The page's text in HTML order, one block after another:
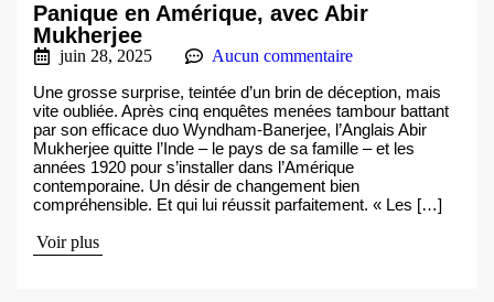
Panique en Amérique, avec Abir
Mukherjee
juin 28, 2025
Aucun commentaire
Une grosse surprise, teintée d’un brin de déception, mais
vite oubliée. Après cinq enquêtes menées tambour battant
par son efficace duo Wyndham-Banerjee, l’Anglais Abir
Mukherjee quitte l’Inde – le pays de sa famille – et les
années 1920 pour s’installer dans l’Amérique
contemporaine. Un désir de changement bien
compréhensible. Et qui lui réussit parfaitement. « Les […]
Voir plus